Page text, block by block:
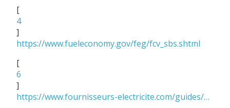
[
4
]
https://www.fueleconomy.gov/feg/fcv_sbs.shtml
[
6
]
https://www.fournisseurs-electricite.com/guides/prix/kwh